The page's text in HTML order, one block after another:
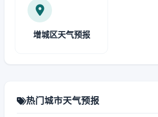
增城区天气预报
热门城市天气预报